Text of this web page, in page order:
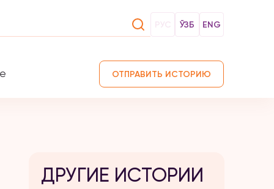
РУС ЎЗБ ENG
ОТПРАВИТЬ ИСТОРИЮ
ДРУГИЕ ИСТОРИИ